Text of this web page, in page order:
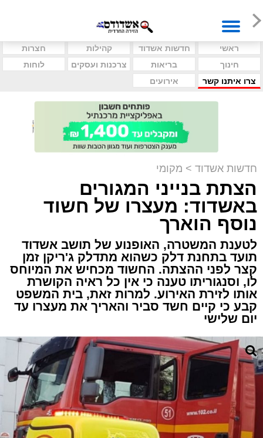
ראשי חדשות אשדוד קהילות
חצרות
חינוך
בריאות צרכנות ועסקים
לוחות
צרו איתנו קשר
אירועים
חדשות אשדוד > מקומי
הצתת בנייני המגורים
באשדוד: מעצרו של חשוד
נוסף הוארך
לטענת המשטרה, האופנוע של תושב אשדוד
תועד בתחנת דלק כשהוא מתדלק ג'ריקן זמן
קצר לפני ההצתה. החשוד מכחיש את המיוחס
לו, וסנגוריתו טענה כי אין כל ראיה הקושרת
אותו לזירת האירוע. למרות זאת, בית המשפט
קבע כי קיים חשד סביר והאריך את מעצרו עד
יום שלישי